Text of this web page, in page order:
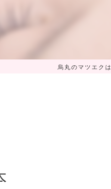
烏丸のマツエク